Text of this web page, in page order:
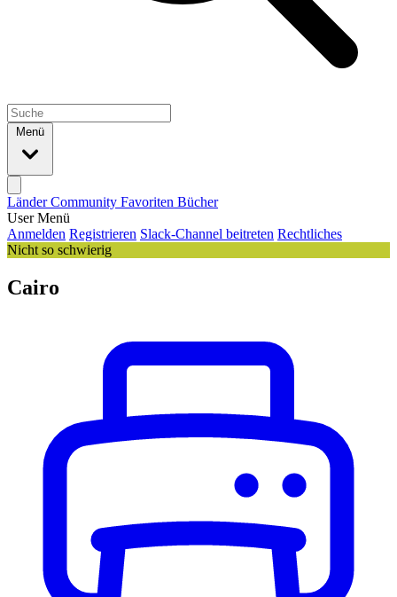
Menü
LänderCommunity Favoriten Bücher
User Menü
Anmelden Registrieren Slack-Channel beitreten Rechtliches
Nicht so schwierig
Cairo